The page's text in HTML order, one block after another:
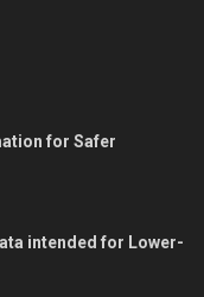
for Safer
intended for Lower-